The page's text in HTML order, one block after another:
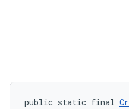
public static final